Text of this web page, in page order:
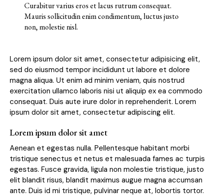
Curabitur varius eros et lacus rutrum consequat.
Mauris sollicitudin enim condimentum, luctus justo
non, molestie nisl.
Lorem ipsum dolor sit amet, consectetur adipisicing elit,
sed do eiusmod tempor incididunt ut labore et dolore
magna aliqua. Ut enim ad minim veniam, quis nostrud
exercitation ullamco laboris nisi ut aliquip ex ea commodo
consequat. Duis aute irure dolor in reprehenderit. Lorem
ipsum dolor sit amet, consectetur adipiscing elit.
Lorem ipsum dolor sit amet
Aenean et egestas nulla. Pellentesque habitant morbi
tristique senectus et netus et malesuada fames ac turpis
egestas. Fusce gravida, ligula non molestie tristique, justo
elit blandit risus, blandit maximus augue magna accumsan
ante. Duis id mi tristique, pulvinar neque at, lobortis tortor.